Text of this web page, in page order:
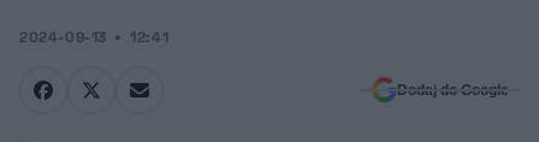
2024-09-13 12:41
Dodaj do Google